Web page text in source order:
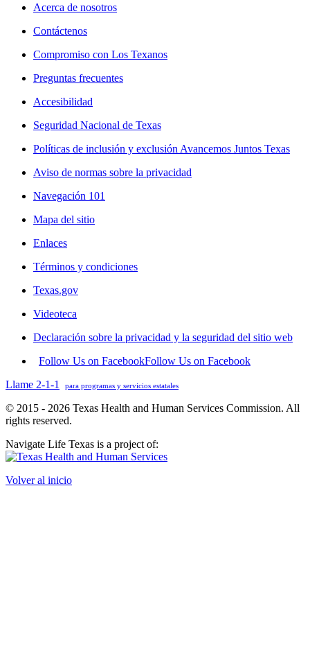
Acerca de nosotros
Contáctenos
Compromiso con Los Texanos
Preguntas frecuentes
Accesibilidad
Seguridad Nacional de Texas
Políticas de inclusión y exclusión Avancemos Juntos Texas
Aviso de normas sobre la privacidad
Navegación 101
Mapa del sitio
Enlaces
Términos y condiciones
Texas.gov
Videoteca
Declaración sobre la privacidad y la seguridad del sitio web
Follow Us on FacebookFollow Us on Facebook
Llame 2-1-1
para programas y servicios estatales
© 2015 - 2026 Texas Health and Human Services Commission. All
rights reserved.
Navigate Life Texas is a project of:
Volver al inicio